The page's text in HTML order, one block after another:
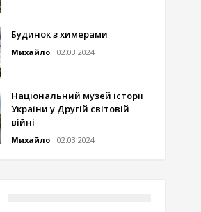
Будинок з химерами
Михайло 02.03.2024
Національний музей історії
України у Другій світовій
війні
Михайло 02.03.2024